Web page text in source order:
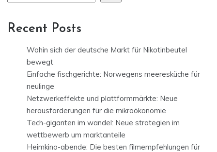
Recent Posts
Wohin sich der deutsche Markt für Nikotinbeutel
bewegt
Einfache fischgerichte: Norwegens meeresküche für
neulinge
Netzwerkeffekte und plattformmärkte: Neue
herausforderungen für die mikroökonomie
Tech-giganten im wandel: Neue strategien im
wettbewerb um marktanteile
Heimkino-abende: Die besten filmempfehlungen für